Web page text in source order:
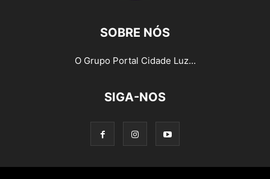
SOBRE NÓS
O Grupo Portal Cidade Luz...
SIGA-NOS